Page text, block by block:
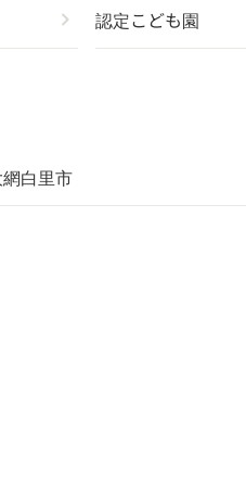
chevron_right 認定こども園
白里市